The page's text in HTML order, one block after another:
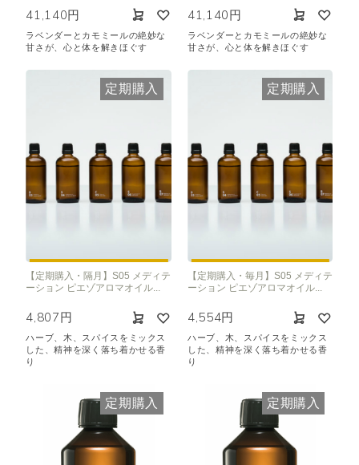
41,140円
ラベンダーとカモミールの絶妙な
甘さが、心と体を解きほぐす
41,140円
ラベンダーとカモミールの絶妙な
甘さが、心と体を解きほぐす
定期購入
【定期購入・隔月】S05 メディテ
ーション ピエゾアロマオイル...
4,807円
ハーブ、木、スパイスをミックス
した、精神を深く落ち着かせる香
り
定期購入
【定期購入・毎月】S05 メディテ
ーション ピエゾアロマオイル...
4,554円
ハーブ、木、スパイスをミックス
した、精神を深く落ち着かせる香
り
定期購入 定期購入